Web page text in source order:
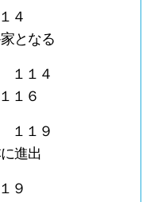
４
となる
１１４
１６
１１９
進出
９